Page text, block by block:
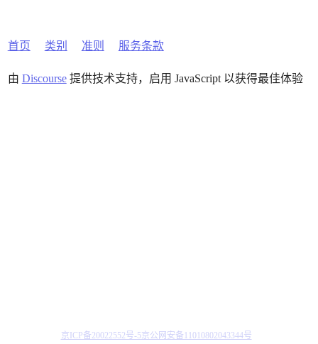
首页 类别 准则 服务条款
由 Discourse提供技术支持，启用 JavaScript 以获得最佳体验
京ICP备20022552号-5京公网安备11010802043344号